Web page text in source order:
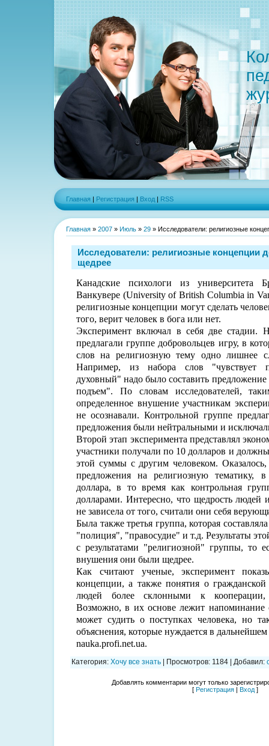
Главная | Регистрация | Вход | RSS
Главная » 2007 » Июль » 29 » Исследователи: религиозные
Исследователи: религиозные концепции
щедрее
Канадские психологи из университета
Ванкувере (University of British Columbia in
религиозные концепции могут сделать
того, верит человек в бога или нет.
Эксперимент включал в себя две стадии.
предлагали группе добровольцев игру, в
слов на религиозную тему одно лишнее
Например, из набора слов "чувствует
духовный" надо было составить
подъем". По словам исследователей,
определенное внушение участникам
не осознавали. Контрольной группе
предложения были нейтральными и
Второй этап эксперимента представлял
участники получали по 10 долларов и
этой суммы с другим человеком.
предложения на религиозную тематику,
доллара, в то время как контрольная
долларами. Интересно, что щедрость людей
не зависела от того, считали они себя
Была также третья группа, которая
"полиция", "правосудие" и т.д. Результаты
с результатами "религиозной" группы, то
внушения они были щедрее.
Как считают ученые, эксперимент
концепции, а также понятия о гражданской
людей более склонными к кооперации,
Возможно, в их основе лежит напоминание
может судить о поступках человека, но
объяснения, которые нуждается в
nauka.profi.net.ua.
Категория: Хочу все знать Просмотров: 1184 Добавил:
Добавлять комментарии могут только
[ Регистрация | Вход ]